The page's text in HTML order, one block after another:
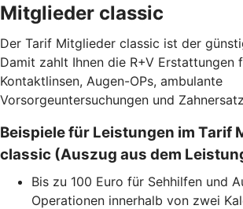
Mitglieder classic
Der Tarif Mitglieder classic ist der
Damit zahlt Ihnen die R+V Erstattungen
Kontaktlinsen, Augen-OPs, ambulante
Vorsorgeuntersuchungen und
Beispiele für Leistungen im Tarif
classic (Auszug aus dem
Bis zu 100 Euro für Sehhilfen und
Operationen innerhalb von zwei